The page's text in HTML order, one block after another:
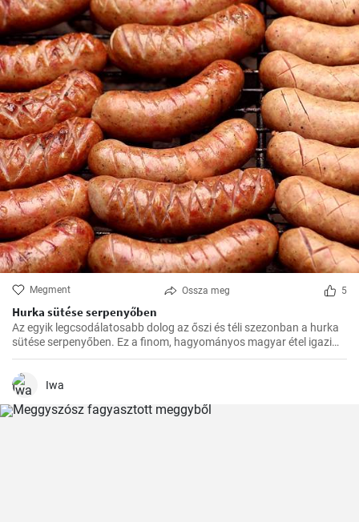
Megment Ossza meg 5
Hurka sütése serpenyőben
Az egyik legcsodálatosabb dolog az őszi és téli szezonban a hurka
sütése serpenyőben. Ez a finom, hagyományos magyar étel igazi
felmelegedést nyújt a hűvösebb hónapokban és nagyszerű
választás az ünnepi fogadások vagy a családi összejövetelek
alkalmából.
Iwa